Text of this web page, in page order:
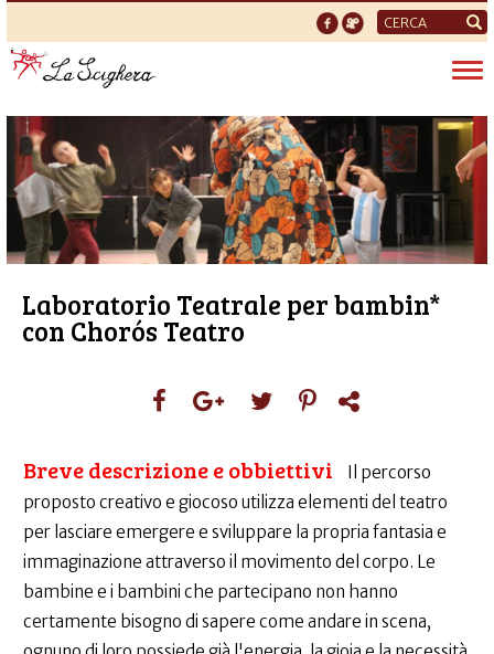
Form
di
ricerca
Laboratorio Teatrale per bambin*
con Chorós Teatro
Breve descrizione e obbiettivi
Il percorso
proposto creativo e giocoso utilizza elementi del teatro
per lasciare emergere e sviluppare la propria fantasia e
immaginazione attraverso il movimento del corpo. Le
bambine e i bambini che partecipano non hanno
certamente bisogno di sapere come andare in scena,